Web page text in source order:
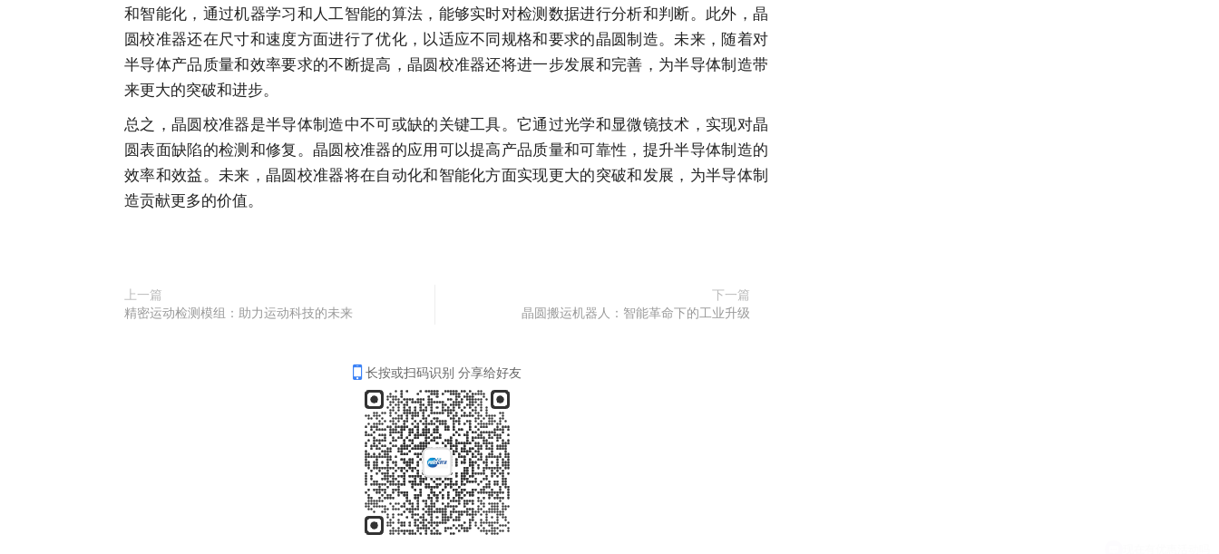
和智能化，通过机器学习和人工智能的算法，能够实时对检测数据进行分析和判断。此外，晶
圆校准器还在尺寸和速度方面进行了优化，以适应不同规格和要求的晶圆制造。未来，随着对
半导体产品质量和效率要求的不断提高，晶圆校准器还将进一步发展和完善，为半导体制造带
来更大的突破和进步。
总之，晶圆校准器是半导体制造中不可或缺的关键工具。它通过光学和显微镜技术，实现对晶
圆表面缺陷的检测和修复。晶圆校准器的应用可以提高产品质量和可靠性，提升半导体制造的
效率和效益。未来，晶圆校准器将在自动化和智能化方面实现更大的突破和发展，为半导体制
造贡献更多的价值。
上一篇
精密运动检测模组：助力运动科技的未来
下一篇
晶圆搬运机器人：智能革命下的工业升级
长按或扫码识别 分享给好友